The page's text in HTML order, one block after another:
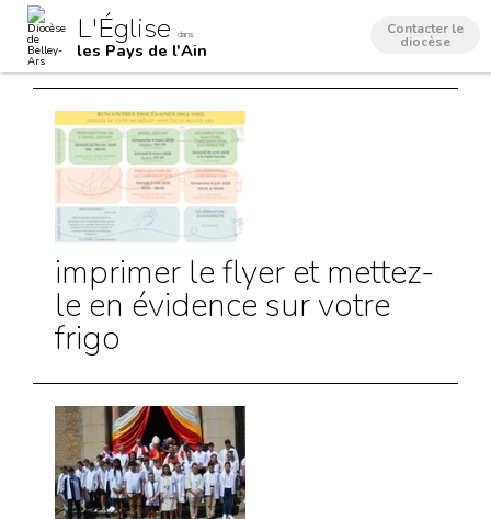
contenu.
Outils
personnels
L'Église dans
les Pays de l'Ain
Contacter le
diocèse
imprimer le flyer et mettez-
le en évidence sur votre
frigo